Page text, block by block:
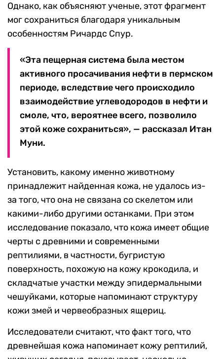
Однако, как объясняют ученые, этот фрагмент
мог сохраниться благодаря уникальным
особенностям Ричардс Спур.
«Эта пещерная система была местом
активного просачивания нефти в пермском
периоде, вследствие чего происходило
взаимодействие углеводородов в нефти и
смоле, что, вероятнее всего, позволило
этой коже сохраниться», — рассказал Итан
Муни.
Установить, какому именно животному
принадлежит найденная кожа, не удалось из-
за того, что она не связана со скелетом или
какими-либо другими останками. При этом
исследование показало, что кожа имеет общие
черты с древними и современными
рептилиями, в частности, бугристую
поверхность, похожую на кожу крокодила, и
складчатые участки между эпидермальными
чешуйками, которые напоминают структуру
кожи змей и червеобразных ящериц.
Исследователи считают, что факт того, что
древнейшая кожа напоминает кожу рептилий,